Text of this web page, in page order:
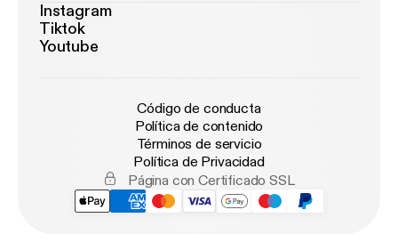
Instagram
Tiktok
Youtube
Código de conducta
Política de contenido
Términos de servicio
Política de Privacidad
Página con Certificado SSL